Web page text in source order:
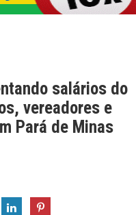
salários do
vereadores e
Pará de Minas